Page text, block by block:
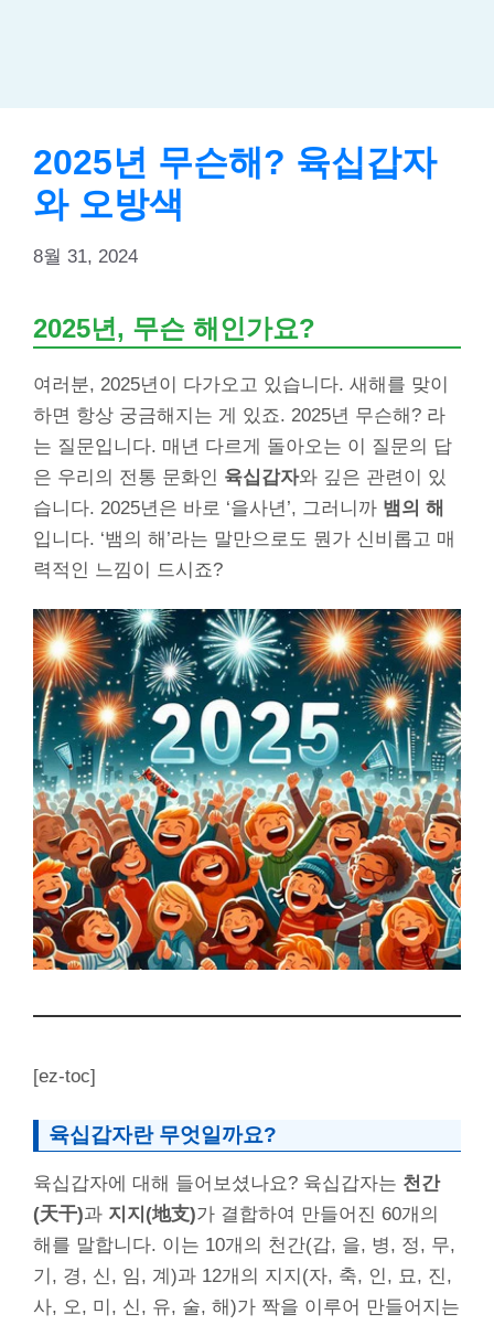
2025년 무슨해? 육십갑자
와 오방색
8월 31, 2024
2025년, 무슨 해인가요?
여러분, 2025년이 다가오고 있습니다. 새해를 맞이
하면 항상 궁금해지는 게 있죠. 2025년 무슨해? 라
는 질문입니다. 매년 다르게 돌아오는 이 질문의 답
은 우리의 전통 문화인 육십갑자와 깊은 관련이 있
습니다. 2025년은 바로 ‘을사년’, 그러니까 뱀의 해
입니다. ‘뱀의 해’라는 말만으로도 뭔가 신비롭고 매
력적인 느낌이 드시죠?
[ez-toc]
육십갑자란 무엇일까요?
육십갑자에 대해 들어보셨나요? 육십갑자는 천간
(天干)과 지지(地支)가 결합하여 만들어진 60개의
해를 말합니다. 이는 10개의 천간(갑, 을, 병, 정, 무,
기, 경, 신, 임, 계)과 12개의 지지(자, 축, 인, 묘, 진,
사, 오, 미, 신, 유, 술, 해)가 짝을 이루어 만들어지는